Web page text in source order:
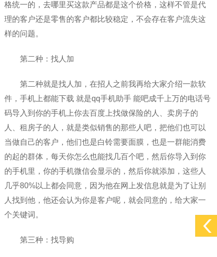
格统一的，去哪里买这款产品都是这个价格，这样不管是代
理的客户还是零售的客户都比较稳定，不会存在客户流失这
样的问题。
第二种：找人加
第二种就是找人加，在招人之前我再给大家介绍一款软
件，手机上都能下载 就是qq手机助手 能吧成千上万的电话号
码导入到你的手机上你去百度上找做保险的人、卖房子的
人、租房子的人，就是类似销售的那些人吧，把他们也可以
当做自己的客户，他们也是白铃需要面膜，也是一群能消费
的起的群体，每天你怎么也能找几百个吧，然后你导入到你
的手机里，你的手机微信会显示的，然后你就添加，这些人
几乎80%以上都会同意，因为他在网上发信息就是为了让别
人找到他，他还会认为你是客户呢，就会同意的，给大家一
个关键词。
第三种：找导购